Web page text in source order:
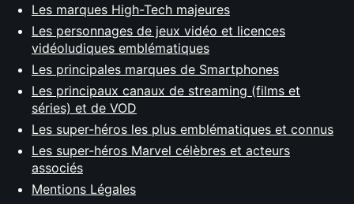
Les marques High-Tech majeures
Les personnages de jeux vidéo et licences
vidéoludiques emblématiques
Les principales marques de Smartphones
Les principaux canaux de streaming (films et
séries) et de VOD
Les super-héros les plus emblématiques et connus
Les super-héros Marvel célèbres et acteurs
associés
Mentions Légales